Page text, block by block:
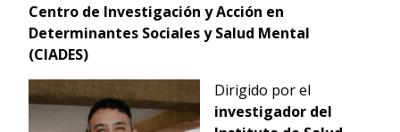
Centro de Investigación y Acción en
Determinantes Sociales y Salud Mental
(CIADES)
Dirigido por el
investigador del